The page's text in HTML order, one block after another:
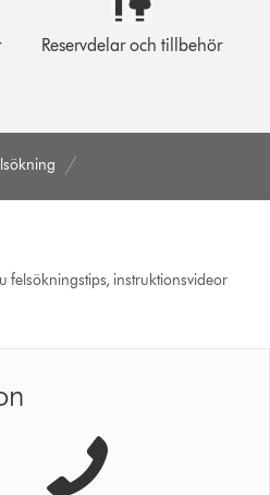
Reservdelar och tillbehör
felsökningstips, instruktionsvideor